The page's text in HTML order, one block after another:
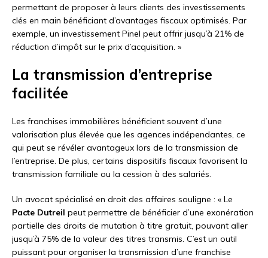
permettant de proposer à leurs clients des investissements
clés en main bénéficiant d’avantages fiscaux optimisés. Par
exemple, un investissement Pinel peut offrir jusqu’à 21% de
réduction d’impôt sur le prix d’acquisition. »
La transmission d’entreprise
facilitée
Les franchises immobilières bénéficient souvent d’une
valorisation plus élevée que les agences indépendantes, ce
qui peut se révéler avantageux lors de la transmission de
l’entreprise. De plus, certains dispositifs fiscaux favorisent la
transmission familiale ou la cession à des salariés.
Un avocat spécialisé en droit des affaires souligne : « Le
Pacte Dutreil peut permettre de bénéficier d’une exonération
partielle des droits de mutation à titre gratuit, pouvant aller
jusqu’à 75% de la valeur des titres transmis. C’est un outil
puissant pour organiser la transmission d’une franchise